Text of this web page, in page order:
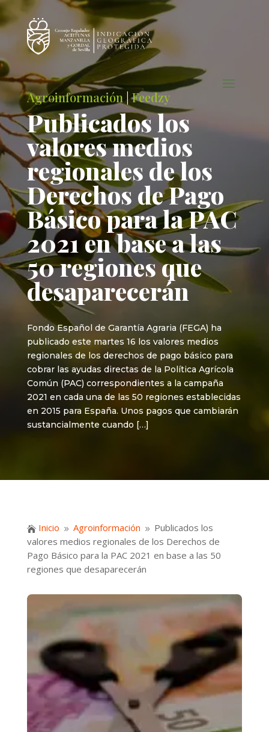
Agroinformación |Feedzy
Publicados los
valores medios
regionales de los
Derechos de Pago
Básico para la PAC
2021 en base a las
50 regiones que
desaparecerán
Fondo Español de Garantía Agraria (FEGA) ha
publicado este martes 16 los valores medios
regionales de los derechos de pago básico para
cobrar las ayudas directas de la Política Agrícola
Común (PAC) correspondientes a la campaña
2021 en cada una de las 50 regiones establecidas
en 2015 para España. Unos pagos que cambiarán
sustancialmente cuando […]
 Inicio 9 Agroinformación 9 Publicados los
valores medios regionales de los Derechos de
Pago Básico para la PAC 2021 en base a las 50
regiones que desaparecerán